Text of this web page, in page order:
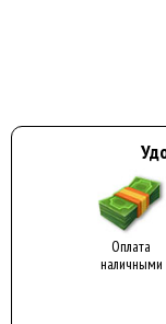
Оплата
наличными